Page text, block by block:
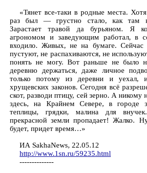
«Тянет все-таки в родные места.
раз был — грустно стало, как там
Зарастает травой да бурьяном. Я
агрономом и заведующим работал, в
входило. Живых, не на бумаге. Сейчас
пустуют, не распахиваются, не
понять не могу. Вот раньше не было
деревню держаться, даже личное
только потому из деревни и уехал,
хрущевских законов. Сегодня всё
скот, разводи птицу, сей зерно. А
здесь, на Крайнем Севере, в городе
теплицы, грядки, малина для
прекрасной земли пропадает! Жалко.
будет, придет время…»
ИА SakhaNews, 22.05.12
http://www.1sn.ru/59235.html
--------------